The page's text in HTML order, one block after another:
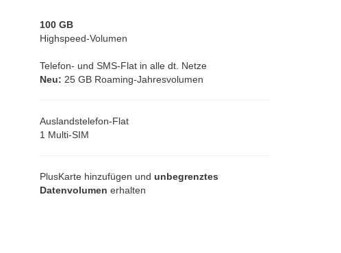
100 GB
Highspeed-Volumen
Telefon- und SMS-Flat in alle dt. Netze
Neu: 25 GB Roaming-Jahresvolumen
Auslandstelefon-Flat
1 Multi-SIM
PlusKarte hinzufügen und unbegrenztes
Datenvolumen erhalten